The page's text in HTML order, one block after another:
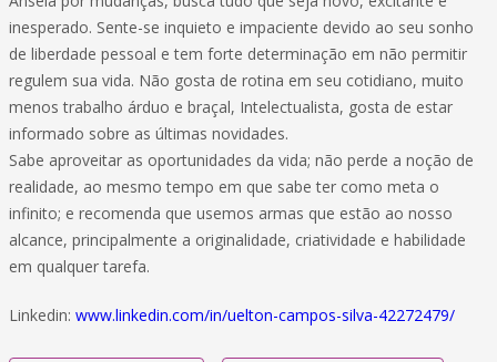
inesperado. Sente-se inquieto e impaciente devido ao seu sonho
de liberdade pessoal e tem forte determinação em não permitir
regulem sua vida. Não gosta de rotina em seu cotidiano, muito
menos trabalho árduo e braçal, Intelectualista, gosta de estar
informado sobre as últimas novidades.
Sabe aproveitar as oportunidades da vida; não perde a noção de
realidade, ao mesmo tempo em que sabe ter como meta o
infinito; e recomenda que usemos armas que estão ao nosso
alcance, principalmente a originalidade, criatividade e habilidade
em qualquer tarefa.
Linkedin: www.linkedin.com/in/uelton-campos-silva-42272479/